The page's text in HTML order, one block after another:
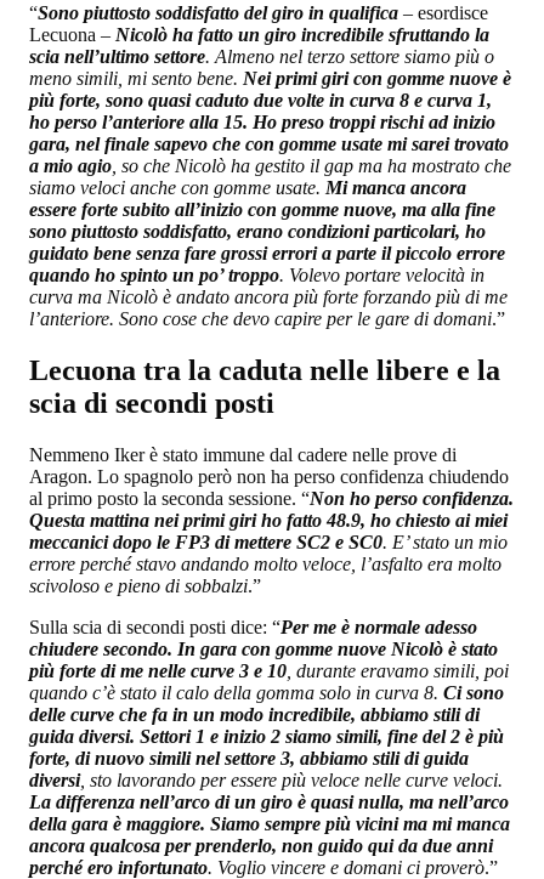
“Sono piuttosto soddisfatto del giro in qualifica – esordisce
Lecuona – Nicolò ha fatto un giro incredibile sfruttando la
scia nell’ultimo settore. Almeno nel terzo settore siamo più o
meno simili, mi sento bene. Nei primi giri con gomme nuove è
più forte, sono quasi caduto due volte in curva 8 e curva 1,
ho perso l’anteriore alla 15. Ho preso troppi rischi ad inizio
gara, nel finale sapevo che con gomme usate mi sarei trovato
a mio agio , so che Nicolò ha gestito il gap ma ha mostrato che
siamo veloci anche con gomme usate. Mi manca ancora
essere forte subito all’inizio con gomme nuove, ma alla fine
sono piuttosto soddisfatto, erano condizioni particolari, ho
guidato bene senza fare grossi errori a parte il piccolo errore
quando ho spinto un po’ troppo. Volevo portare velocità in
curva ma Nicolò è andato ancora più forte forzando più di me
l’anteriore. Sono cose che devo capire per le gare di domani.”
Lecuona tra la caduta nelle libere e la
scia di secondi posti
Nemmeno Iker è stato immune dal cadere nelle prove di
Aragon. Lo spagnolo però non ha perso confidenza chiudendo
al primo posto la seconda sessione. “Non ho perso confidenza.
Questa mattina nei primi giri ho fatto 48.9, ho chiesto ai miei
meccanici dopo le FP3 di mettere SC2 e SC0. E’ stato un mio
errore perché stavo andando molto veloce, l’asfalto era molto
scivoloso e pieno di sobbalzi.”
Sulla scia di secondi posti dice: “Per me è normale adesso
chiudere secondo. In gara con gomme nuove Nicolò è stato
più forte di me nelle curve 3 e 10 , durante eravamo simili, poi
quando c’è stato il calo della gomma solo in curva 8. Ci sono
delle curve che fa in un modo incredibile, abbiamo stili di
guida diversi. Settori 1 e inizio 2 siamo simili, fine del 2 è più
forte, di nuovo simili nel settore 3, abbiamo stili di guida
diversi, sto lavorando per essere più veloce nelle curve veloci.
La differenza nell’arco di un giro è quasi nulla, ma nell’arco
della gara è maggiore. Siamo sempre più vicini ma mi manca
ancora qualcosa per prenderlo, non guido qui da due anni
perché ero infortunato. Voglio vincere e domani ci proverò.”